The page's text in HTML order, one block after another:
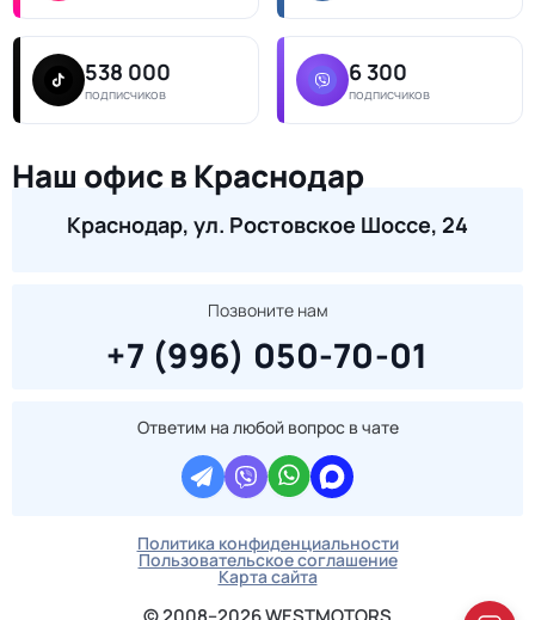
538 000
подписчиков
6 300
подписчиков
Наш офис в Краснодар
Краснодар, ул. Ростовское Шоссе, 24
Позвоните нам
+7 (996) 050-70-01
Ответим на любой вопрос в чате
Политика конфиденциальности
Пользовательское соглашение
Карта сайта